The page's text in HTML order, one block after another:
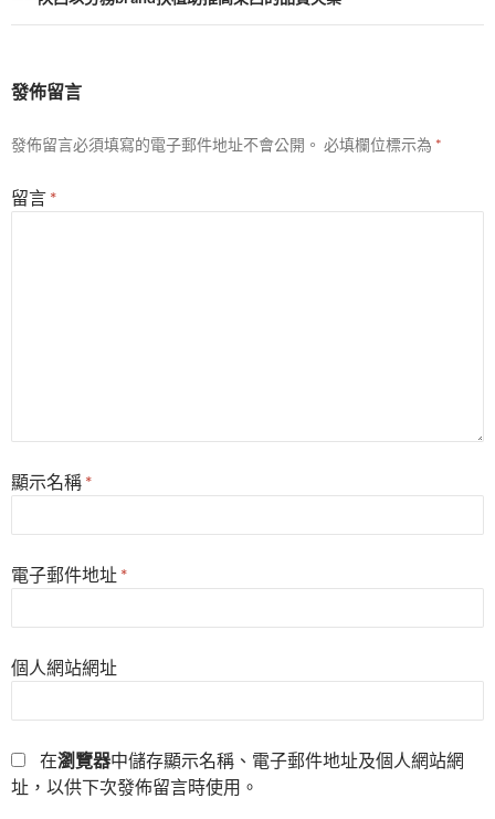
發佈留言
發佈留言必須填寫的電子郵件地址不會公開。 必填欄位標示為 *
留言 *
顯示名稱 *
電子郵件地址 *
個人網站網址
在瀏覽器中儲存顯示名稱、電子郵件地址及個人網站網
址，以供下次發佈留言時使用。